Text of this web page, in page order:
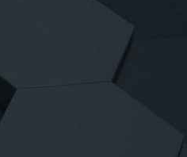
人才招聘